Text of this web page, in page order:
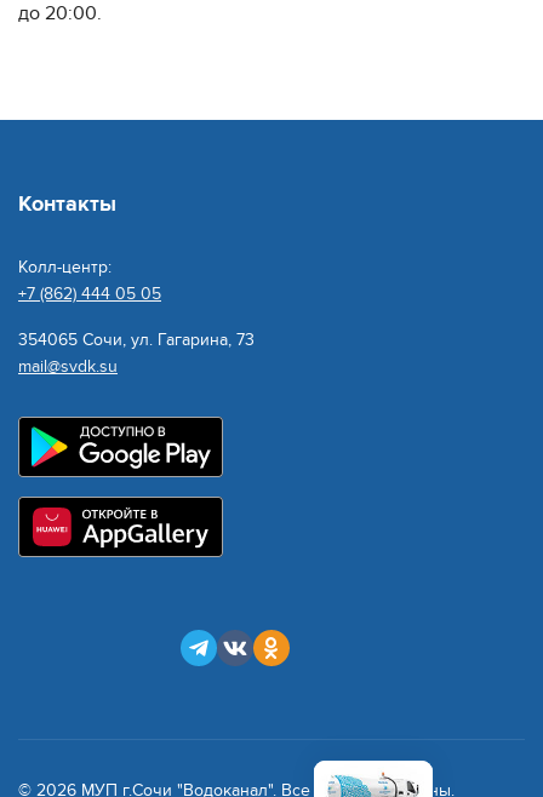
до 20:00.
Контакты
Колл-центр:
+7 (862) 444 05 05
354065 Сочи, ул. Гагарина, 73
mail@svdk.su
© 2026 МУП г.Сочи "Водоканал". Все права защищены.